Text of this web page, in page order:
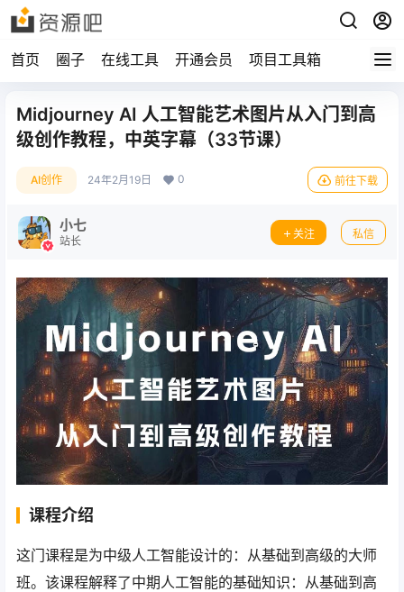
首页 圈子 在线工具 开通会员 项目工具箱
Midjourney AI 人工智能艺术图片从入门到高
级创作教程，中英字幕（33节课）
AI创作 24年2月19日 0 前往下载
小七
站长
关注 私信
课程介绍
这门课程是为中级人工智能设计的：从基础到高级的大师
班。该课程解释了中期人工智能的基础知识：从基础到高